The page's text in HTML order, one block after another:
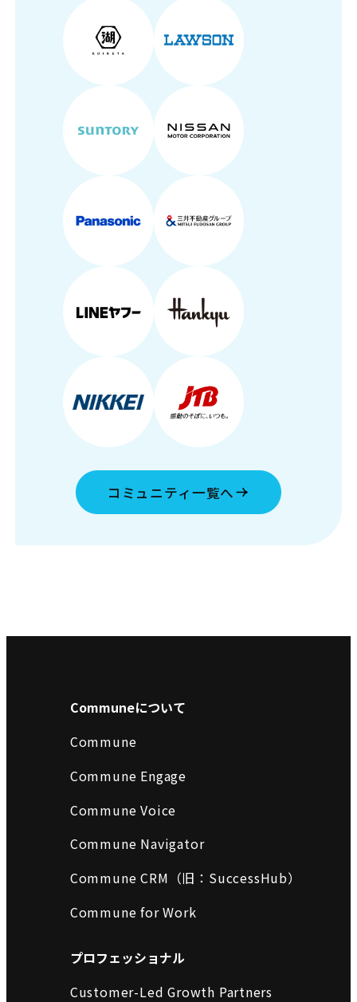
コミュニティ一覧へ
Communeについて
Commune
Commune Engage
Commune Voice
Commune Navigator
Commune CRM（旧：SuccessHub）
Commune for Work
プロフェッショナル
Customer-Led Growth Partners